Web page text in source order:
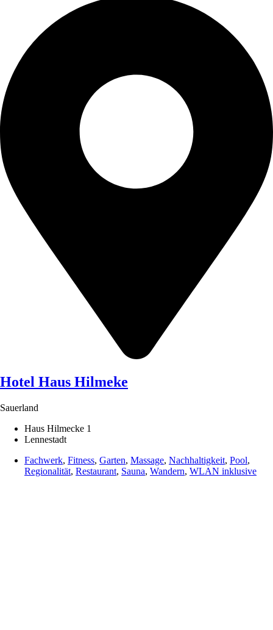
Hotel Haus Hilmeke
Sauerland
Haus Hilmecke 1
Lennestadt
Fachwerk, Fitness, Garten, Massage, Nachhaltigkeit, Pool,
Regionalität, Restaurant, Sauna, Wandern, WLAN inklusive